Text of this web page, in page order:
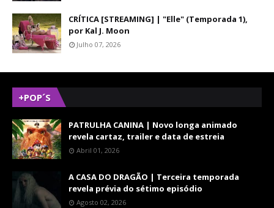
CRÍTICA [STREAMING] | "Elle" (Temporada 1),
por Kal J. Moon
Julho 07, 2026
+POP´S
PATRULHA CANINA | Novo longa animado
revela cartaz, trailer e data de estreia
Abril 01, 2026
A CASA DO DRAGÃO | Terceira temporada
revela prévia do sétimo episódio
Agosto 02, 2026